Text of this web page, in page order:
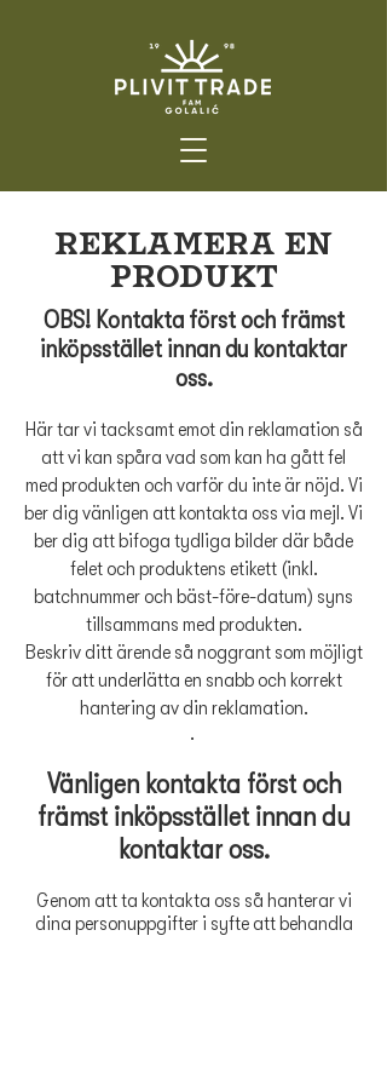
Reklamera en
produkt
OBS! Kontakta först och främst
inköpsstället innan du kontaktar
oss.
Här tar vi tacksamt emot din reklamation så
att vi kan spåra vad som kan ha gått fel
med produkten och varför du inte är nöjd. Vi
ber dig vänligen att kontakta oss via mejl. Vi
ber dig att bifoga tydliga bilder där både
felet och produktens etikett (inkl.
batchnummer och bäst-före-datum) syns
tillsammans med produkten.
Beskriv ditt ärende så noggrant som möjligt
för att underlätta en snabb och korrekt
hantering av din reklamation.
.
Vänligen kontakta först och
främst inköpsstället innan du
kontaktar oss.
Genom att ta kontakta oss så hanterar vi
dina personuppgifter i syfte att behandla